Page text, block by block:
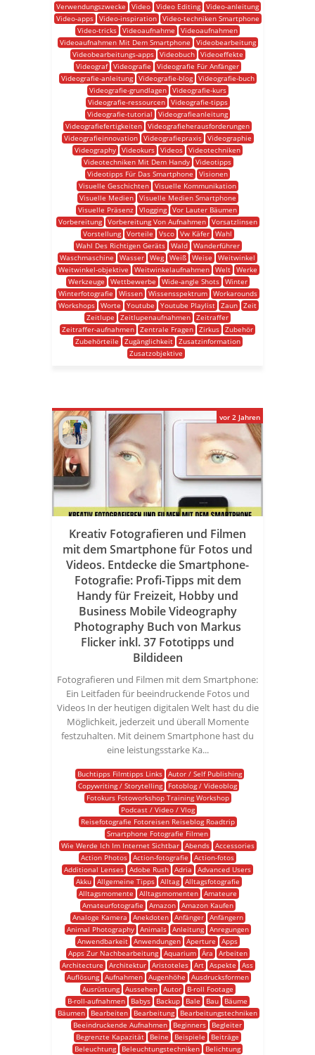
Verwendungszwecke Video Video Editing Video-anleitung
Video-apps
Video-inspiration
Video-techniken Smartphone
Video-tricks Videoaufnahme
Videoaufnahmen
Videoaufnahmen Mit Dem Smartphone
Videobearbeitung
Videobearbeitungs-apps
Videobuch
Videoeffekte
Videograf Videografie
Videografie Für Anfänger
Videografie-anleitung
Videografie-blog
Videografie-buch
Videografie-grundlagen
Videografie-kurs
Videografie-ressourcen
Videografie-tipps
Videografie-tutorial
Videografieanleitung
Videografiefertigkeiten Videografieherausforderungen
Videografieinnovation
Videografiepraxis
Videographie
Videography Videokurs Videos Videotechniken
Videotechniken Mit Dem Handy Videotipps
Videotipps Für Das Smartphone
Visionen
Visuelle Geschichten Visuelle Kommunikation
Visuelle Medien
Visuelle Medien Smartphone
Visuelle Präsenz Vlogging Vor Lauter Bäumen
Vorbereitung
Vorbereitung Von Aufnahmen
Vorsatzlinsen
Vorstellung Vorteile Vsco Vw Käfer Wahl
Wahl Des Richtigen Geräts
Wald
Wanderführer
Waschmaschine
Wasser Weg Weiß Weise
Weitwinkel
Weitwinkel-objektive
Weitwinkelaufnahmen Welt
Werke
Werkzeuge
Wettbewerbe Wide-angle Shots
Winter
Winterfotografie
Wissen Wissensspektrum
Workarounds
Workshops Worte Youtube Youtube Playlist Zaun Zeit
Zeitlupe
Zeitlupenaufnahmen Zeitraffer
Zeitraffer-aufnahmen Zentrale Fragen Zirkus Zubehör
Zubehörteile
Zugänglichkeit
Zusatzinformation
Zusatzobjektive
Kreativ Fotografieren und Filmen
mit dem Smartphone für Fotos und
Videos. Entdecke die Smartphone-
Fotografie: Profi-Tipps mit dem
Handy für Freizeit, Hobby und
Business Mobile Videography
Photography Buch von Markus
Flicker inkl. 37 Fototipps und
Bildideen
Fotografieren und Filmen mit dem Smartphone:
Ein Leitfaden für beeindruckende Fotos und
Videos In der heutigen digitalen Welt hast du die
Möglichkeit, jederzeit und überall Momente
festzuhalten. Mit deinem Smartphone hast du
eine leistungsstarke Ka...
Buchtipps Filmtipps Links
Autor / Self Publishing
Copywriting / Storytelling
Fotoblog / Videoblog
Fotokurs Fotoworkshop Training Workshop
Podcast / Video / Vlog
Reisefotografie Fotoreisen Reiseblog Roadtrip
Smartphone Fotografie Filmen
Wie Werde Ich Im Internet Sichtbar
Abends
Accessories
Action Photos Action-fotografie
Action-fotos
Additional Lenses Adobe Rush Adria
Advanced Users
Akku
Allgemeine Tipps Alltag
Alltagsfotografie
Alltagsmomente
Alltagsmomenten
Amateure
Amateurfotografie
Amazon
Amazon Kaufen
Analoge Kamera
Anekdoten Anfänger
Anfängern
Animal Photography
Animals Anleitung
Anregungen
Anwendbarkeit Anwendungen Aperture
Apps
Apps Zur Nachbearbeitung
Aquarium Ära
Arbeiten
Architecture
Architektur Aristoteles Art Aspekte
Ass
Auflösung
Aufnahmen Augenhöhe
Ausdrucksformen
Ausrüstung
Aussehen Autor
B-roll Footage
B-roll-aufnahmen
Babys Backup Bale Bau
Bäume
Bäumen
Bearbeiten Bearbeitung
Bearbeitungstechniken
Beeindruckende Aufnahmen
Beginners
Begleiter
Begrenzte Kapazität
Beine Beispiele
Beiträge
Beleuchtung
Beleuchtungstechniken
Belichtung
vor 2 Jahren